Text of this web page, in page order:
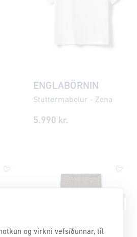
og virkni vefsíðunnar, til
ENGLABÖRNIN
Stuttermabolur - Zena
5.990 kr.